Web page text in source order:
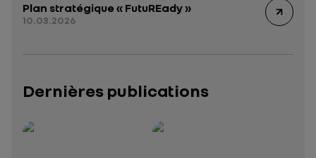
Plan stratégique « FutuREady »
10.03.2026
Dernières publications
Rapport intégré 2025 – 2026— données structurées (JSON)
Présentation institutionnelle 2026